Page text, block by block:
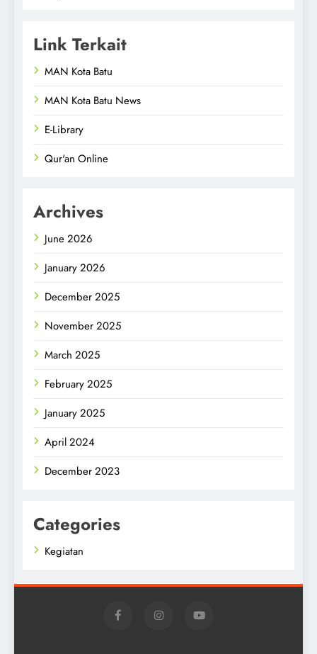
Link Terkait
MAN Kota Batu
MAN Kota Batu News
E-Library
Qur'an Online
Archives
June 2026
January 2026
December 2025
November 2025
March 2025
February 2025
January 2025
April 2024
December 2023
Categories
Kegiatan